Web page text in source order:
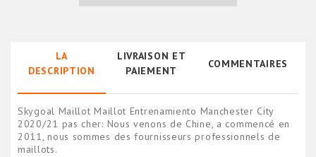
LA
DESCRIPTION
LIVRAISON ET
PAIEMENT
COMMENTAIRES
Skygoal Maillot Maillot Entrenamiento Manchester City
2020/21 pas cher: Nous venons de Chine, a commencé en
2011, nous sommes des fournisseurs professionnels de
maillots.